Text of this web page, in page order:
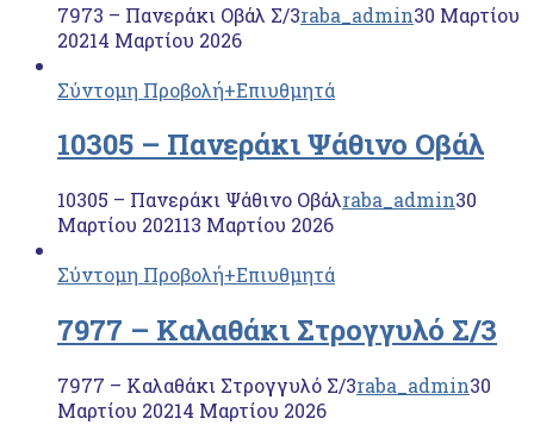
7973 – Πανεράκι Οβάλ Σ/3raba_admin30 Μαρτίου
20214 Μαρτίου 2026
Σύντομη Προβολή+Επιυθμητά
10305 – Πανεράκι Ψάθινο Οβάλ
10305 – Πανεράκι Ψάθινο Οβάλraba_admin30
Μαρτίου 202113 Μαρτίου 2026
Σύντομη Προβολή+Επιυθμητά
7977 – Καλαθάκι Στρογγυλό Σ/3
7977 – Καλαθάκι Στρογγυλό Σ/3raba_admin30
Μαρτίου 20214 Μαρτίου 2026